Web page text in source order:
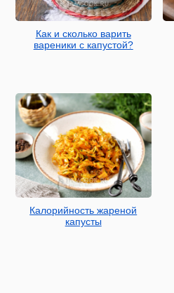
Как и сколько варить
вареники с капустой?
Калорийность жареной
капусты